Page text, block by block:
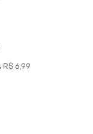
R$ 6,99